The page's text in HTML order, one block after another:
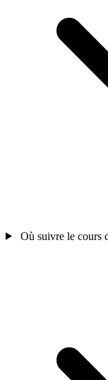
Où suivre le cours